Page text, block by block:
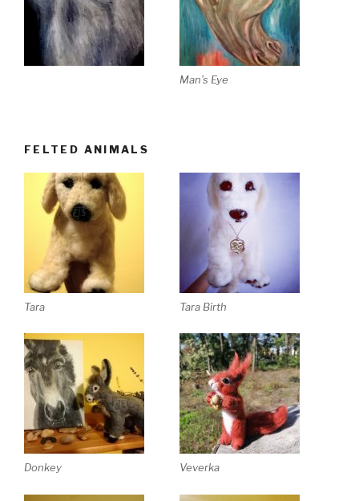
Man’s Eye
FELTED ANIMALS
Tara Tara Birth
Donkey Veverka